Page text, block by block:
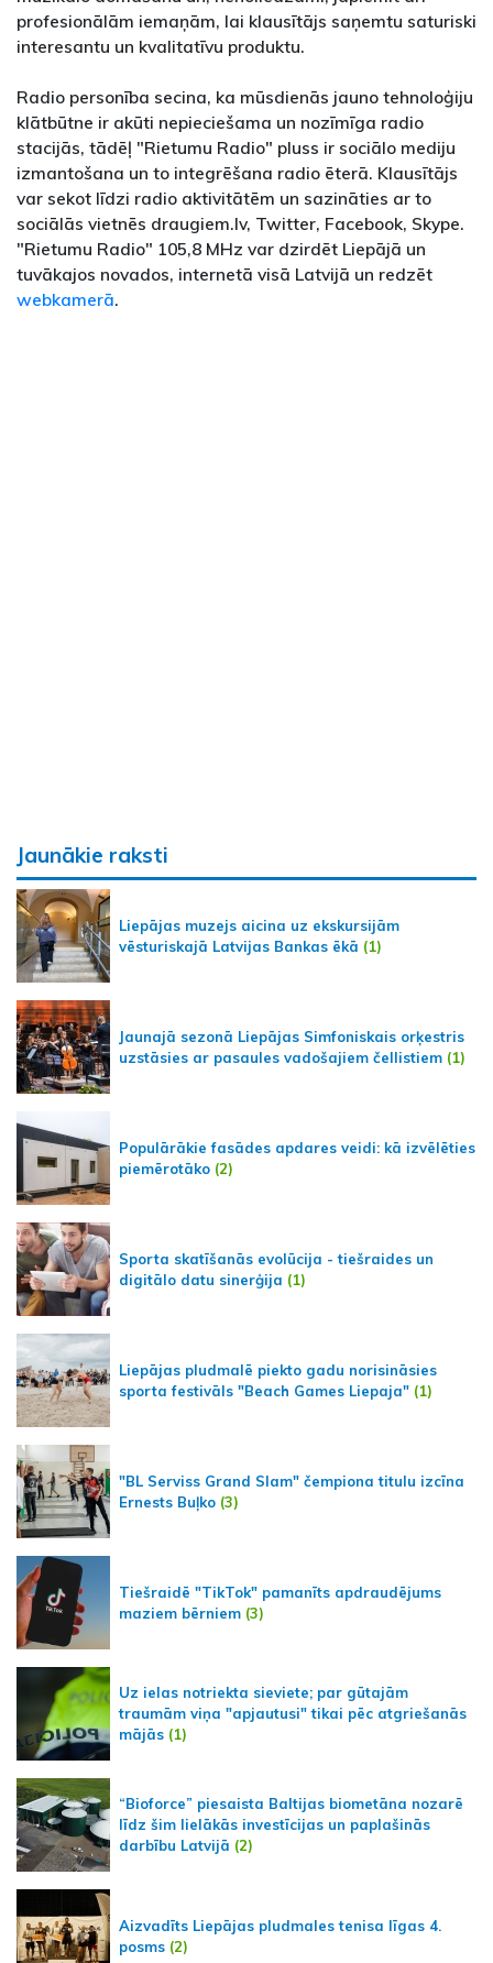
profesionālām iemaņām, lai klausītājs saņemtu saturiski
interesantu un kvalitatīvu produktu.
Radio personība secina, ka mūsdienās jauno tehnoloģiju
klātbūtne ir akūti nepieciešama un nozīmīga radio
stacijās, tādēļ "Rietumu Radio" pluss ir sociālo mediju
izmantošana un to integrēšana radio ēterā. Klausītājs
var sekot līdzi radio aktivitātēm un sazināties ar to
sociālās vietnēs draugiem.lv, Twitter, Facebook, Skype.
"Rietumu Radio" 105,8 MHz var dzirdēt Liepājā un
tuvākajos novados, internetā visā Latvijā un redzēt
webkamerā.
Jaunākie raksti
Liepājas muzejs aicina uz ekskursijām
vēsturiskajā Latvijas Bankas ēkā (1)
Jaunajā sezonā Liepājas Simfoniskais orķestris
uzstāsies ar pasaules vadošajiem čellistiem (1)
Populārākie fasādes apdares veidi: kā izvēlēties
piemērotāko (2)
Sporta skatīšanās evolūcija - tiešraides un
digitālo datu sinerģija (1)
Liepājas pludmalē piekto gadu norisināsies
sporta festivāls "Beach Games Liepaja" (1)
"BL Serviss Grand Slam" čempiona titulu izcīna
Ernests Buļko (3)
Tiešraidē "TikTok" pamanīts apdraudējums
maziem bērniem (3)
Uz ielas notriekta sieviete; par gūtajām
traumām viņa "apjautusi" tikai pēc atgriešanās
mājās (1)
“Bioforce” piesaista Baltijas biometāna nozarē
līdz šim lielākās investīcijas un paplašinās
darbību Latvijā (2)
Aizvadīts Liepājas pludmales tenisa līgas 4.
posms (2)